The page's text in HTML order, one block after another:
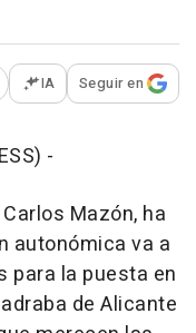
opciones para
IA Seguir en
-
Mazón, ha
autonómica va a
para la puesta en
de Alicante